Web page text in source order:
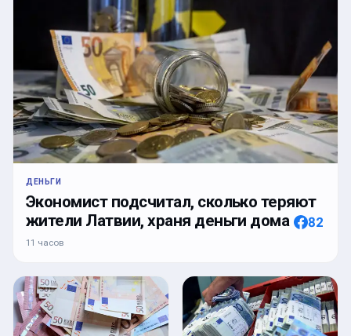
ДЕНЬГИ
Экономист подсчитал, сколько теряют
жители Латвии, храня деньги дома
82
11 часов